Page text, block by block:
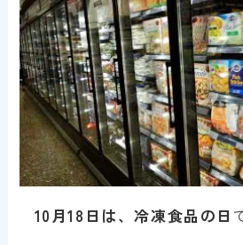
10月18日は、冷凍食品の日